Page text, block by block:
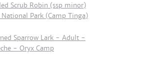
Scrub Robin (ssp minor)
Park (Camp Tinga)
Sparrow Lark - Adult -
- Oryx Camp